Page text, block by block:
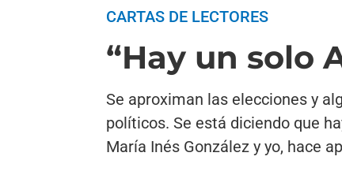
CARTAS DE LECTORES
“Hay un solo
Se aproximan las elecciones y
políticos. Se está diciendo que
María Inés González y yo, hace